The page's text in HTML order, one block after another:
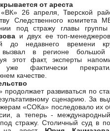
от ареста
26 апреля, Тверской
Следственного комитета
под стражу главы группы
и двух ее топ-
до недавнего времени
вызвал в регионе большой
этот факт, эксперты
уже фактически
качестве.
развиваться по
сценарию. За
«СОКа» последовало их
а теперь -
стражу. Столичный суд в